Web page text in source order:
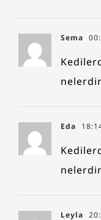
Sema
Eda
Leyla